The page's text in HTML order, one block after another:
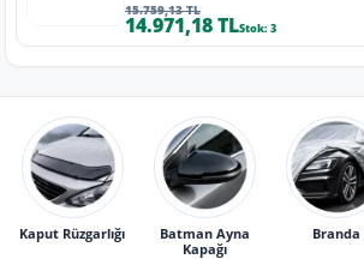
15.759,13 TL
14.971,18 TLStok: 3
Kaput Rüzgarlığı
Batman Ayna
Kapağı
Branda